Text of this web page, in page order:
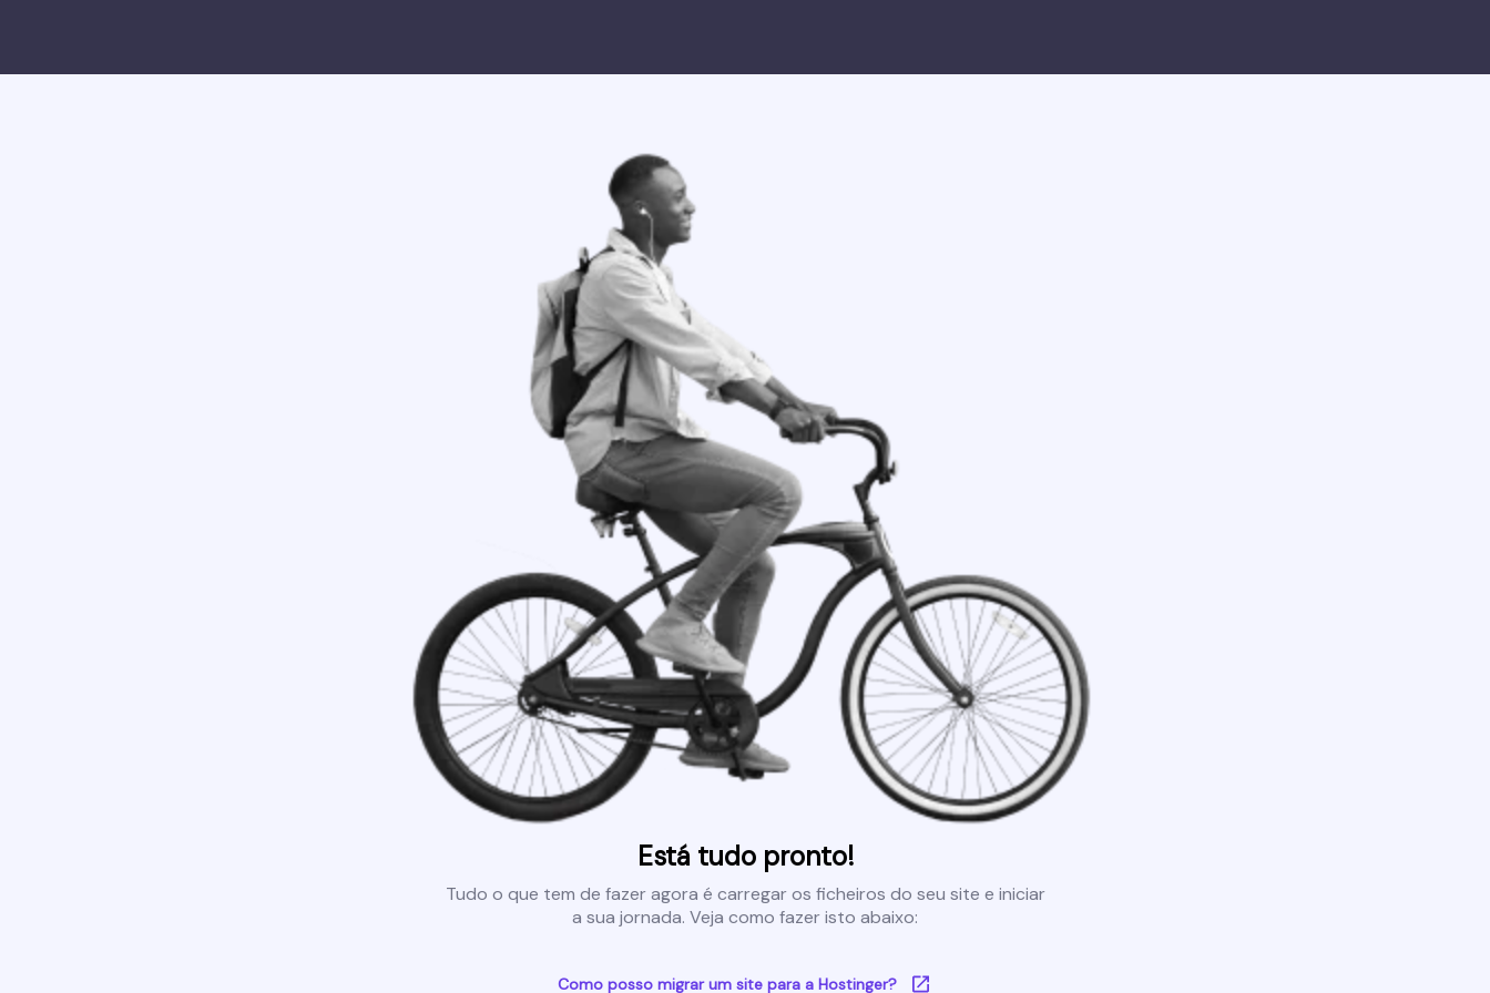
Está tudo pronto!
Tudo o que tem de fazer agora é carregar os ficheiros do seu site e iniciar
a sua jornada. Veja como fazer isto abaixo:
Como posso migrar um site para a Hostinger?